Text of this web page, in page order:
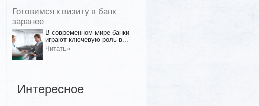
Готовимся к визиту в банк
заранее
В современном мире банки
играют ключевую роль в...
Читать»
Интересное